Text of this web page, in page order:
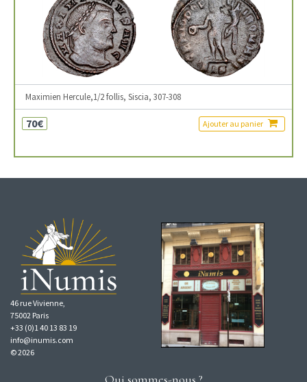
Maximien Hercule,1/2 follis, Siscia, 307-308
70€ Ajouter au panier
46 rue Vivienne,
75002 Paris
+33 (0)1 40 13 83 19
info@inumis.com
© 2026